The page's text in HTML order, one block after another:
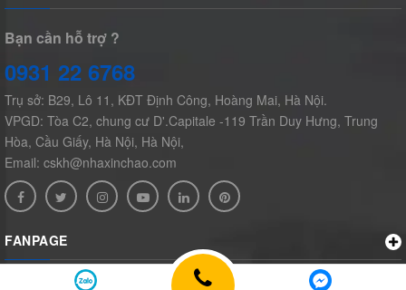
Bạn cần hỗ trợ ?
0931 22 6768
Trụ sở: B29, Lô 11, KĐT Định Công, Hoàng Mai, Hà Nội.
VPGD: Tòa C2, chung cư D'.Capitale -119 Trần Duy Hưng, Trung
Hòa, Cầu Giấy, Hà Nội, Hà Nội,
Email: cskh@nhaxinchao.com
FANPAGE